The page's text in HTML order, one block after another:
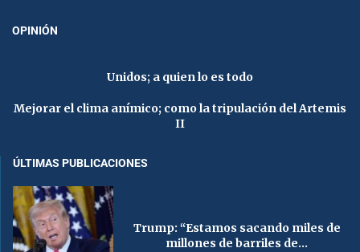
OPINIÓN
Unidos; a quien lo es todo
Mejorar el clima anímico; como la tripulación del Artemis
II
ÚLTIMAS PUBLICACIONES
Trump: “Estamos sacando miles de
millones de barriles de...